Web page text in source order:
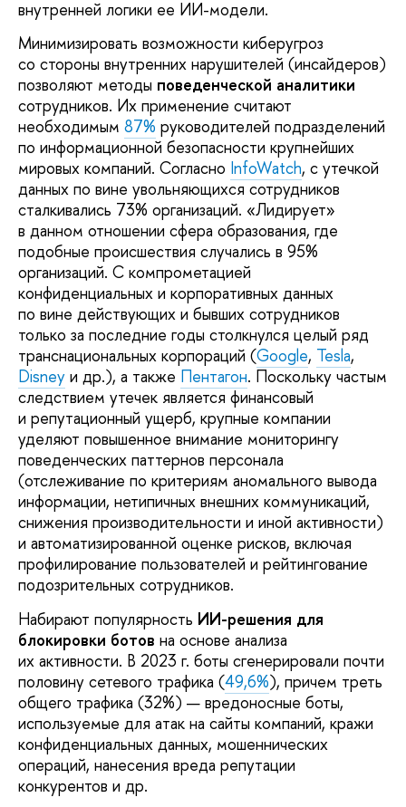
внутренней логики ее ИИ-модели.
Минимизировать возможности киберугроз
со стороны внутренних нарушителей (инсайдеров)
позволяют методы поведенческой аналитики
сотрудников. Их применение считают
необходимым 87% руководителей подразделений
по информационной безопасности крупнейших
мировых компаний. Согласно InfoWatch, с утечкой
данных по вине увольняющихся сотрудников
сталкивались 73% организаций. «Лидирует»
в данном отношении сфера образования, где
подобные происшествия случались в 95%
организаций. С компрометацией
конфиденциальных и корпоративных данных
по вине действующих и бывших сотрудников
только за последние годы столкнулся целый ряд
транснациональных корпораций (Google, Tesla,
Disney и др.), а также Пентагон. Поскольку частым
следствием утечек является финансовый
и репутационный ущерб, крупные компании
уделяют повышенное внимание мониторингу
поведенческих паттернов персонала
(отслеживание по критериям аномального вывода
информации, нетипичных внешних коммуникаций,
снижения производительности и иной активности)
и автоматизированной оценке рисков, включая
профилирование пользователей и рейтингование
подозрительных сотрудников.
Набирают популярность ИИ-решения для
блокировки ботов на основе анализа
их активности. В 2023 г. боты сгенерировали почти
половину сетевого трафика (49,6%), причем треть
общего трафика (32%) — вредоносные боты,
используемые для атак на сайты компаний, кражи
конфиденциальных данных, мошеннических
операций, нанесения вреда репутации
конкурентов и др.